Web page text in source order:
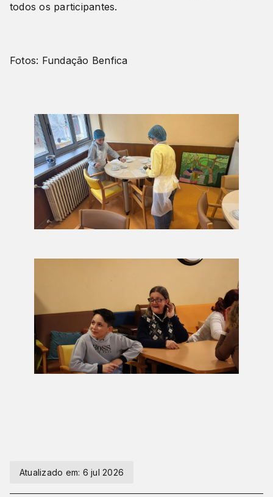
todos os participantes.
Fotos: Fundação Benfica
Atualizado em: 6 jul 2026